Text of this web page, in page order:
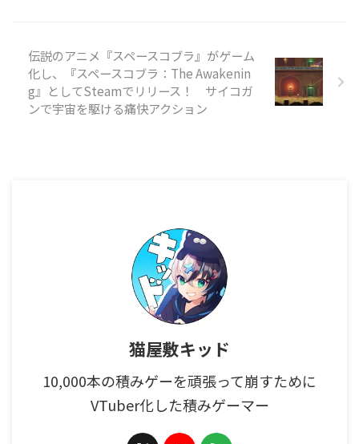
楽しむだけのゲームに、ときお ...
伝説のアニメ『スペースコブラ』がゲーム
化し、『スペースコブラ：The Awakenin
g』としてSteamでリリース！ サイコガ
ンで宇宙を駆ける痛快アクション
猫屋敷キッド
10,000本の積みゲーを頑張って崩すために
VTuber化した積みゲーマー